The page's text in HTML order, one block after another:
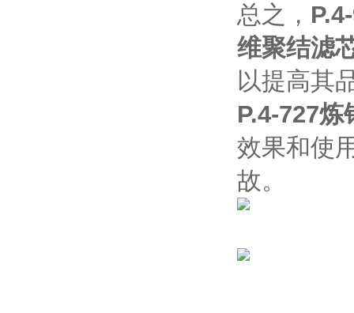
总之，
维聚结滤
以提高其
P.4-727
效果和使
故。